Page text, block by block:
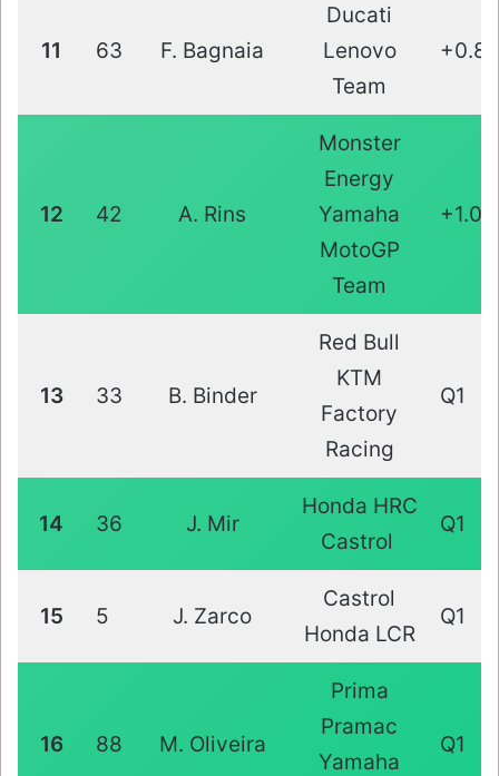
11 63 F. Bagnaia
Ducati
Lenovo
Team
12 42 A. Rins
Monster
Energy
Yamaha
MotoGP
Team
13 33 B. Binder
Red Bull
KTM
Factory
Racing
Q1
14 36 J. Mir
Honda HRC
Castrol
Q1
15 5 J. Zarco
Castrol
Honda LCR
Q1
16 88 M. Oliveira
Prima
Pramac
Yamaha
Q1